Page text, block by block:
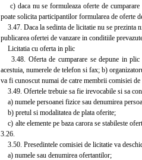
c) daca nu se formuleaza oferte de
poate solicita participantilor formularea de oferte
3.47. Daca la sedinta de licitatie nu se prezinta
publicarea ofertei de vanzare in conditiile
Licitatia cu oferta in plic
3.48. Oferta de cumparare se depune in plic
acestuia, numerele de telefon si fax; b)
va fi cunoscut numai de catre membrii comisiei
3.49. Ofertele trebuie sa fie irevocabile si sa
a) numele persoanei fizice sau denumirea
b) pretul si modalitatea de plata oferite;
c) alte elemente pe baza carora se stabileste
3.26.
3.50. Presedintele comisiei de licitatie va
a) numele sau denumirea ofertantilor;